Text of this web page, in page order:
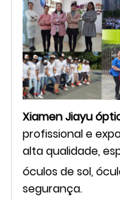
Xiamen Jiayu
profissional e
alta qualidade,
óculos de sol,
segurança.